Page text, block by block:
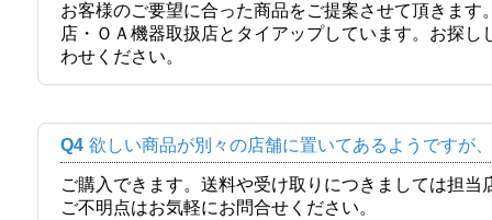
お客様のご要望に合った商品をご提案させて頂きま
店・ＯＡ機器取扱店とタイアップしています。お探
わせください。
Q4 欲しい商品が別々の店舗に置いてあるようですが
ご購入できます。送料や受け取りにつきましては担
ご不明点はお気軽にお問合せください。